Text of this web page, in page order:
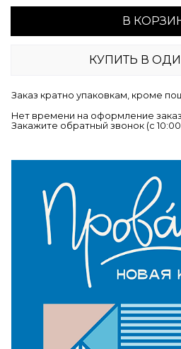
В
КУПИТЬ В
Заказ кратно упаковкам, кроме
Нет времени на оформление
Закажите обратный звонок (c 10:00